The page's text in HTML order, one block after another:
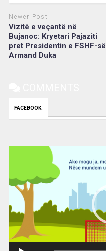
Newer Post
Vizitë e veçantë në
Bujanoc: Kryetari Pajaziti
pret Presidentin e FSHF-së
Armand Duka
FACEBOOK: